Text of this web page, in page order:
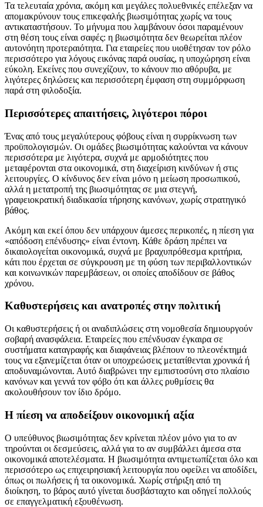
Τα τελευταία χρόνια, ακόμη και μεγάλες πολυεθνικές επέλεξαν να
απομακρύνουν τους επικεφαλής βιωσιμότητας χωρίς να τους
αντικαταστήσουν. Το μήνυμα που λαμβάνουν όσοι παραμένουν
στη θέση τους είναι σαφές: η βιωσιμότητα δεν θεωρείται πλέον
αυτονόητη προτεραιότητα. Για εταιρείες που υιοθέτησαν τον ρόλο
περισσότερο για λόγους εικόνας παρά ουσίας, η υποχώρηση είναι
εύκολη. Εκείνες που συνεχίζουν, το κάνουν πιο αθόρυβα, με
λιγότερες δηλώσεις και περισσότερη έμφαση στη συμμόρφωση
παρά στη φιλοδοξία.
Περισσότερες απαιτήσεις, λιγότεροι πόροι
Ένας από τους μεγαλύτερους φόβους είναι η συρρίκνωση των
προϋπολογισμών. Οι ομάδες βιωσιμότητας καλούνται να κάνουν
περισσότερα με λιγότερα, συχνά με αρμοδιότητες που
μεταφέρονται στα οικονομικά, στη διαχείριση κινδύνων ή στις
λειτουργίες. Ο κίνδυνος δεν είναι μόνο η μείωση προσωπικού,
αλλά η μετατροπή της βιωσιμότητας σε μια στεγνή,
γραφειοκρατική διαδικασία τήρησης κανόνων, χωρίς στρατηγικό
βάθος.
Ακόμη και εκεί όπου δεν υπάρχουν άμεσες περικοπές, η πίεση για
«απόδοση επένδυσης» είναι έντονη. Κάθε δράση πρέπει να
δικαιολογείται οικονομικά, συχνά με βραχυπρόθεσμα κριτήρια,
κάτι που έρχεται σε σύγκρουση με τη φύση των περιβαλλοντικών
και κοινωνικών παρεμβάσεων, οι οποίες αποδίδουν σε βάθος
χρόνου.
Καθυστερήσεις και ανατροπές στην πολιτική
Οι καθυστερήσεις ή οι αναδιπλώσεις στη νομοθεσία δημιουργούν
σοβαρή ανασφάλεια. Εταιρείες που επένδυσαν έγκαιρα σε
συστήματα καταγραφής και διαφάνειας βλέπουν το πλεονέκτημά
τους να εξανεμίζεται όταν οι υποχρεώσεις μετατίθενται χρονικά ή
αποδυναμώνονται. Αυτό διαβρώνει την εμπιστοσύνη στο πλαίσιο
κανόνων και γεννά τον φόβο ότι και άλλες ρυθμίσεις θα
ακολουθήσουν τον ίδιο δρόμο.
Η πίεση να αποδείξουν οικονομική αξία
Ο υπεύθυνος βιωσιμότητας δεν κρίνεται πλέον μόνο για το αν
τηρούνται οι δεσμεύσεις, αλλά για το αν συμβάλλει άμεσα στα
οικονομικά αποτελέσματα. Η βιωσιμότητα αντιμετωπίζεται όλο και
περισσότερο ως επιχειρησιακή λειτουργία που οφείλει να αποδίδει,
όπως οι πωλήσεις ή τα οικονομικά. Χωρίς στήριξη από τη
διοίκηση, το βάρος αυτό γίνεται δυσβάσταχτο και οδηγεί πολλούς
σε επαγγελματική εξουθένωση.